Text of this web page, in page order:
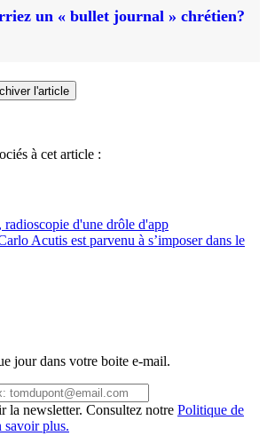
un « bullet journal » chrétien?
l'article
à cet article :
radioscopie d'une drôle d'app
Acutis est parvenu à s’imposer dans le
jour dans votre boite e-mail.
la newsletter. Consultez notre Politique de
savoir plus.